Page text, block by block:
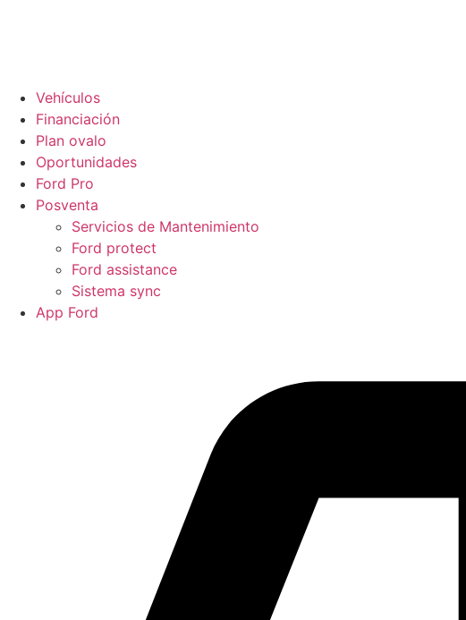
Vehículos
Financiación
Plan ovalo
Oportunidades
Ford Pro
Posventa
Servicios de Mantenimiento
Ford protect
Ford assistance
Sistema sync
App Ford